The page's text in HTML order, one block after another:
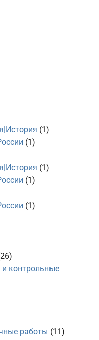
(1)
(1)
(1)
(1)
(1)
контрольные
работы (11)